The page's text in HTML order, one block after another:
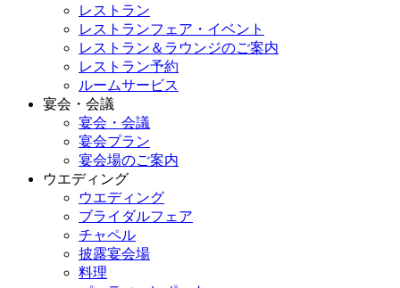
レストラン
レストランフェア・イベント
レストラン＆ラウンジのご案内
レストラン予約
ルームサービス
宴会・会議
宴会・会議
宴会プラン
宴会場のご案内
ウエディング
ウエディング
ブライダルフェア
チャペル
披露宴会場
料理